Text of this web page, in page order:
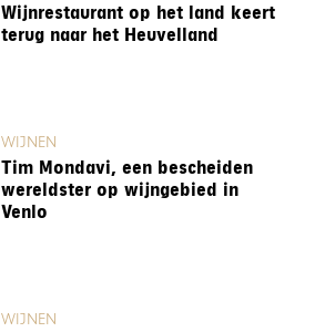
Wijnrestaurant op het land keert
terug naar het Heuvelland
WIJNEN
Tim Mondavi, een bescheiden
wereldster op wijngebied in
Venlo
WIJNEN